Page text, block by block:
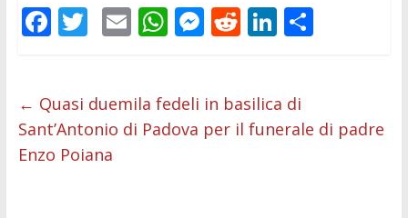
F
b
o
o
T
er
E
l
W
s
A
M
e
n
R
di
t
Li
e
dI
C
vi
← Quasi duemila fedeli in basilica di
Sant’Antonio di Padova per il funerale di padre
Enzo Poiana